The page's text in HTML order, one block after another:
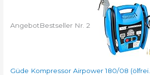
AngebotBestseller Nr. 2
Güde Kompressor Airpower 180/08 (ölfrei...